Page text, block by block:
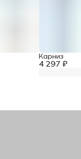
4 297 ₽
Карниз